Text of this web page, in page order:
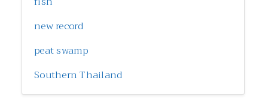
new record
peat swamp
Southern Thailand